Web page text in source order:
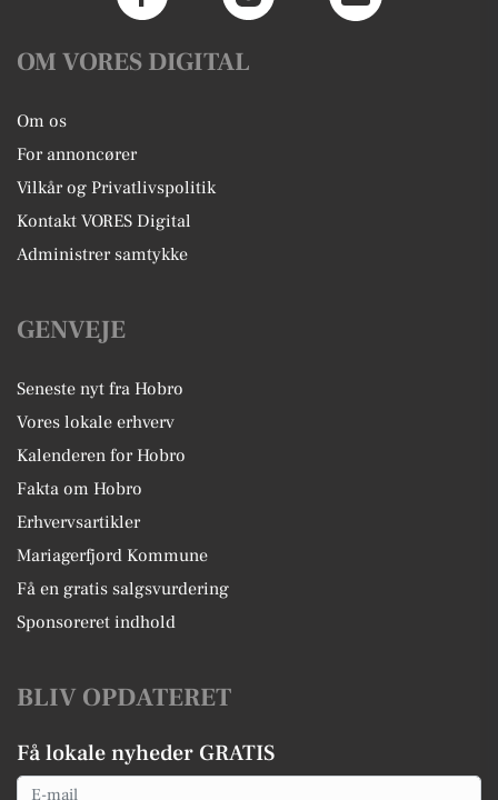
OM VORES DIGITAL
Om os
For annoncører
Vilkår og Privatlivspolitik
Kontakt VORES Digital
Administrer samtykke
GENVEJE
Seneste nyt fra Hobro
Vores lokale erhverv
Kalenderen for Hobro
Fakta om Hobro
Erhvervsartikler
Mariagerfjord Kommune
Få en gratis salgsvurdering
Sponsoreret indhold
BLIV OPDATERET
Få lokale nyheder GRATIS
Email